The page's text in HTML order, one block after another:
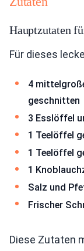
Hauptzutaten
Für dieses
4
geschnitten
3 Esslöffel
1 Teelöffel
1 Teelöffel
1
Salz und
Frischer
Diese Zutaten